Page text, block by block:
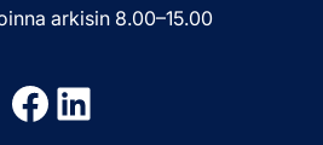
arkisin 8.00–15.00
Facebook
LinkedIn